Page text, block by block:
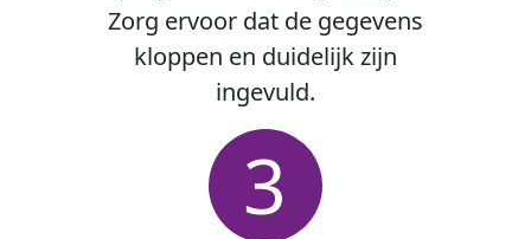
Zorg ervoor dat de gegevens
kloppen en duidelijk zijn
ingevuld.
3